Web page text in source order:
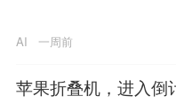
AI 一周前
苹果折叠机，进入倒